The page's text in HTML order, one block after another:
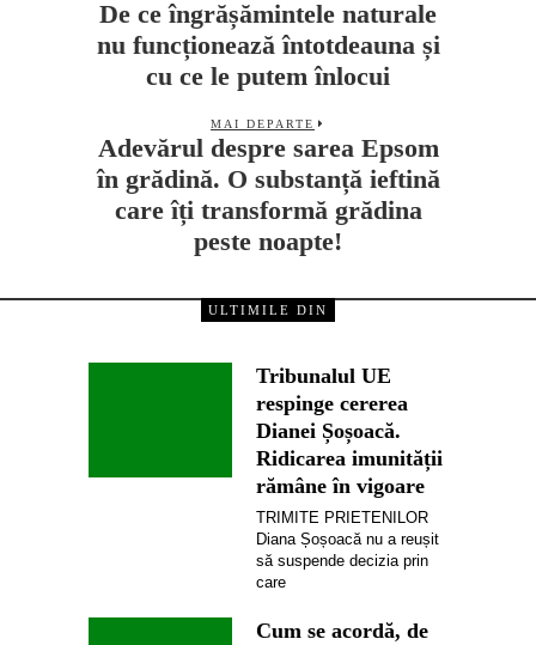
De ce îngrășămintele naturale
nu funcționează întotdeauna și
cu ce le putem înlocui
MAI DEPARTE
Adevărul despre sarea Epsom
în grădină. O substanță ieftină
care îți transformă grădina
peste noapte!
ULTIMILE DIN
Tribunalul UE
respinge cererea
Dianei Șoșoacă.
Ridicarea imunității
rămâne în vigoare
TRIMITE PRIETENILOR
Diana Șoșoacă nu a reușit
să suspende decizia prin
care
Cum se acordă, de